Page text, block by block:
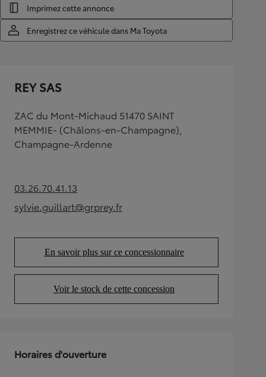
Imprimez cette annonce
Enregistrez ce véhicule dans Ma Toyota
REY SAS
ZAC du Mont-Michaud 51470 SAINT
MEMMIE- (Châlons-en-Champagne),
Champagne-Ardenne
03.26.70.41.13(Opens in new tab)
sylvie.guillart@grprey.fr
(Opens in new tab)
En savoir plus sur ce concessionnaire
(Opens in new tab)
Voir le stock de cette concession
(Opens in new tab)
Horaires d'ouverture